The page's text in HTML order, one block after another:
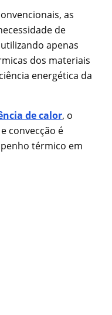
as
de
apenas
dos materiais
energética da
de calor, o
convecção é
térmico em